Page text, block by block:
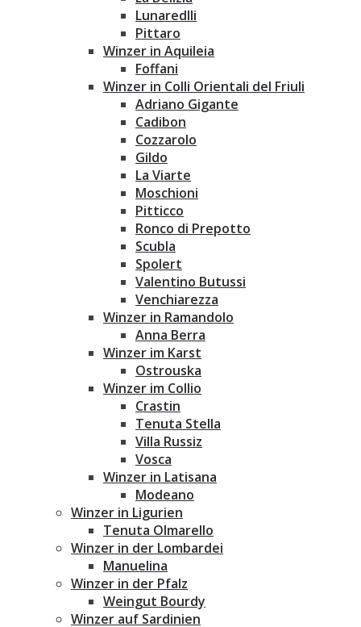
Lunaredlli
Pittaro
Winzer in Aquileia
Foffani
Winzer in Colli Orientali del Friuli
Adriano Gigante
Cadibon
Cozzarolo
Gildo
La Viarte
Moschioni
Pitticco
Ronco di Prepotto
Scubla
Spolert
Valentino Butussi
Venchiarezza
Winzer in Ramandolo
Anna Berra
Winzer im Karst
Ostrouska
Winzer im Collio
Crastin
Tenuta Stella
Villa Russiz
Vosca
Winzer in Latisana
Modeano
Winzer in Ligurien
Tenuta Olmarello
Winzer in der Lombardei
Manuelina
Winzer in der Pfalz
Weingut Bourdy
Winzer auf Sardinien